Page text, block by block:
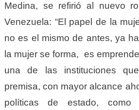
Medina, se refirió al nuevo
Venezuela: “El papel de la
no es el mismo de antes, ya
la mujer se forma, es
una de las instituciones
premisa, con mayor alcance
políticas de estado, como